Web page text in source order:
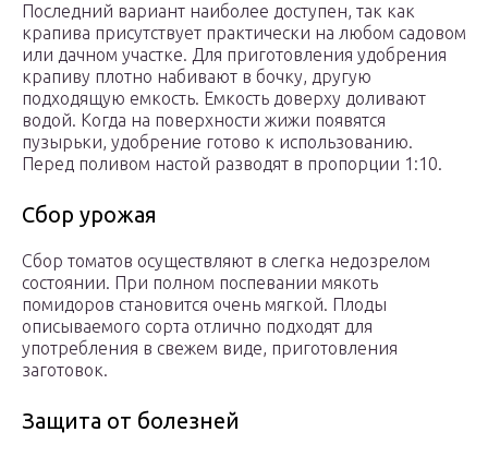
Последний вариант наиболее доступен, так как
крапива присутствует практически на любом садовом
или дачном участке. Для приготовления удобрения
крапиву плотно набивают в бочку, другую
подходящую емкость. Емкость доверху доливают
водой. Когда на поверхности жижи появятся
пузырьки, удобрение готово к использованию.
Перед поливом настой разводят в пропорции 1:10.
Сбор урожая
Сбор томатов осуществляют в слегка недозрелом
состоянии. При полном поспевании мякоть
помидоров становится очень мягкой. Плоды
описываемого сорта отлично подходят для
употребления в свежем виде, приготовления
заготовок.
Защита от болезней